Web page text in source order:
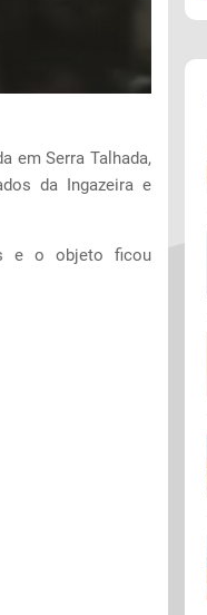
em Serra Talhada,
da Ingazeira e
e o objeto ficou